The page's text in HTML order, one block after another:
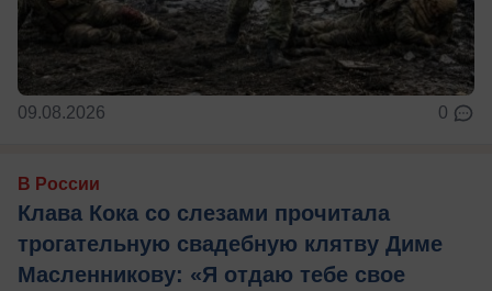
09.08.2026 0
В России
Клава Кока со слезами прочитала
трогательную свадебную клятву Диме
Масленникову: «Я отдаю тебе свое